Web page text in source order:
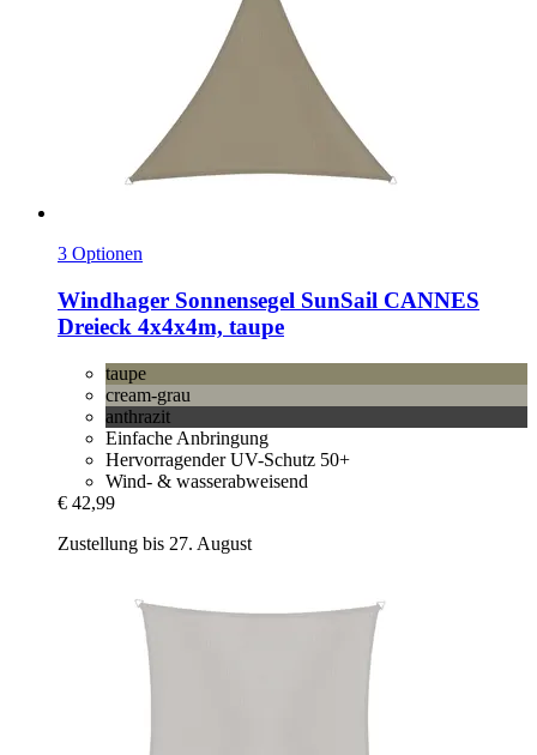
3 Optionen
Windhager Sonnensegel SunSail CANNES
Dreieck 4x4x4m, taupe
taupe
cream-grau
anthrazit
Einfache Anbringung
Hervorragender UV-Schutz 50+
Wind- & wasserabweisend
€ 42,99
Zustellung bis 27. August